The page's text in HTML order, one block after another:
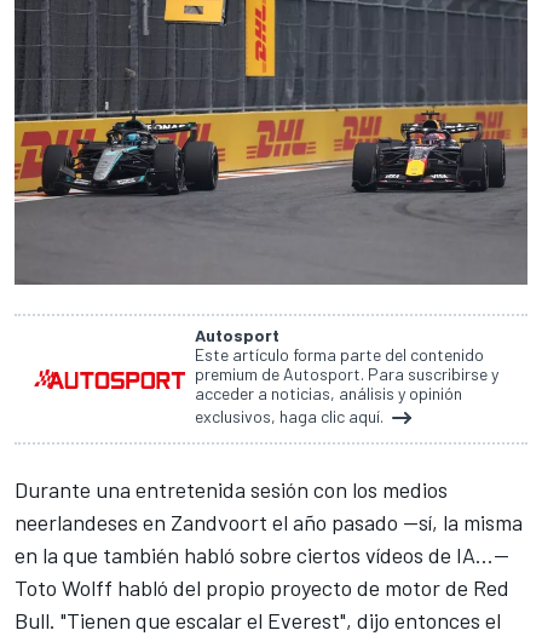
Autosport
Este artículo forma parte del contenido
premium de Autosport. Para suscribirse y
acceder a noticias, análisis y opinión
exclusivos, haga clic aquí.
Durante una entretenida sesión con los medios
neerlandeses en Zandvoort el año pasado —sí, la misma
en la que también habló sobre ciertos vídeos de IA...—
Toto Wolff habló del propio proyecto de motor de Red
Bull. "Tienen que escalar el Everest", dijo entonces el